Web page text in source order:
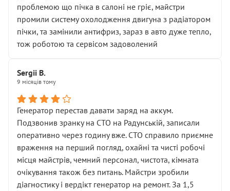
проблемою що пічка в салоні не гріє, майстри
промили систему охолодження двигуна з радіатором
пічки, та замінили антифриз, зараз в авто дуже тепло,
тож роботою та сервісом задоволений
Sergii B.
9 місяців тому
Генератор перестав давати заряд на аккум.
Подзвонив зранку на СТО на Радунській, записали
оперативно через годину вже. СТО справило приємне
враження на перший погляд, охайні та чисті робочі
місця майстрів, чемний персонал, чистота, кімната
очікування також без питань. Майстри зробили
діагностику і вердікт генератор на ремонт. За 1,5